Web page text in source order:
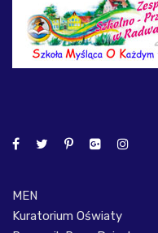
MEN
Kuratorium Oświaty